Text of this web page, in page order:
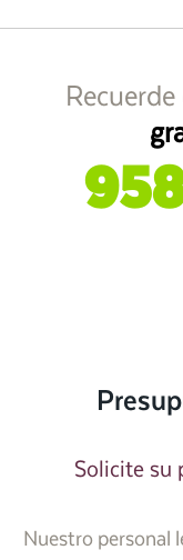
Solicite su
Nuestro personal